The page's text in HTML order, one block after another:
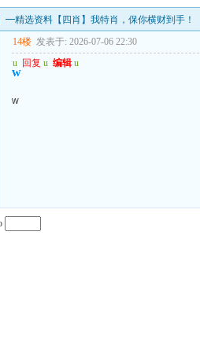
━精选资料【四肖】我特肖，保你横财到手！
14楼 发表于: 2026-07-06 22:30
u 回复 u 编辑 u
w
w